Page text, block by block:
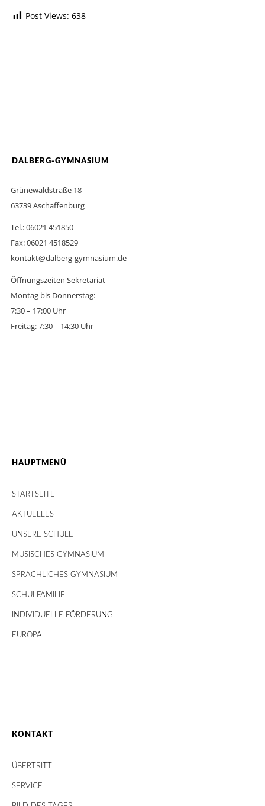
Post Views: 638
DALBERG-GYMNASIUM
Grünewaldstraße 18
63739 Aschaffenburg
Tel.: 06021 451850
Fax: 06021 4518529
kontakt@dalberg-gymnasium.de
Öffnungszeiten Sekretariat
Montag bis Donnerstag:
7:30 – 17:00 Uhr
Freitag: 7:30 – 14:30 Uhr
HAUPTMENÜ
STARTSEITE
AKTUELLES
UNSERE SCHULE
MUSISCHES GYMNASIUM
SPRACHLICHES GYMNASIUM
SCHULFAMILIE
INDIVIDUELLE FÖRDERUNG
EUROPA
KONTAKT
ÜBERTRITT
SERVICE